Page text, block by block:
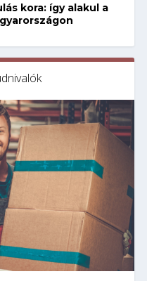
kora: így alakul a